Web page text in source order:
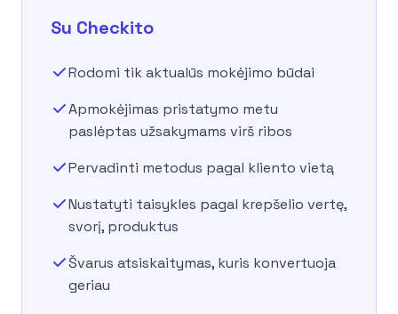
Su Checkito
Rodomi tik aktualūs mokėjimo būdai
Apmokėjimas pristatymo metu
paslėptas užsakymams virš ribos
Pervadinti metodus pagal kliento vietą
Nustatyti taisykles pagal krepšelio vertę,
svorį, produktus
Švarus atsiskaitymas, kuris konvertuoja
geriau